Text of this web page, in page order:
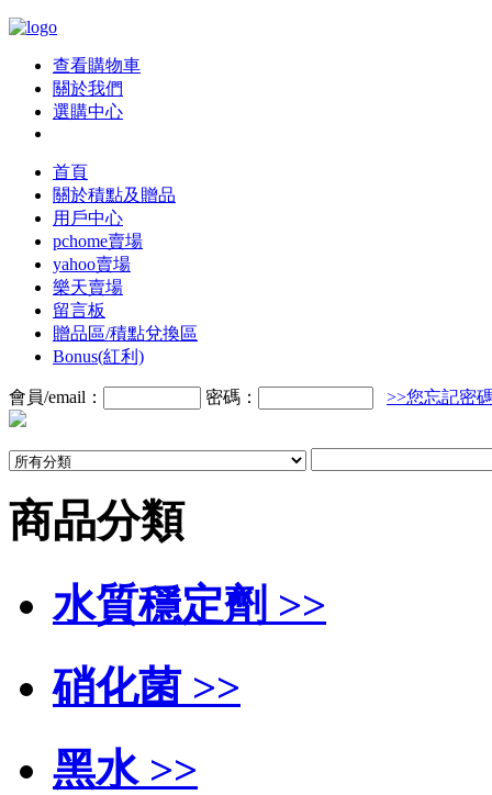
查看購物車
關於我們
選購中心
首頁
關於積點及贈品
用戶中心
pchome賣場
yahoo賣場
樂天賣場
留言板
贈品區/積點兌換區
Bonus(紅利)
會員/email： 密碼： >>您忘記密
商品分類
水質穩定劑 >>
硝化菌 >>
黑水 >>